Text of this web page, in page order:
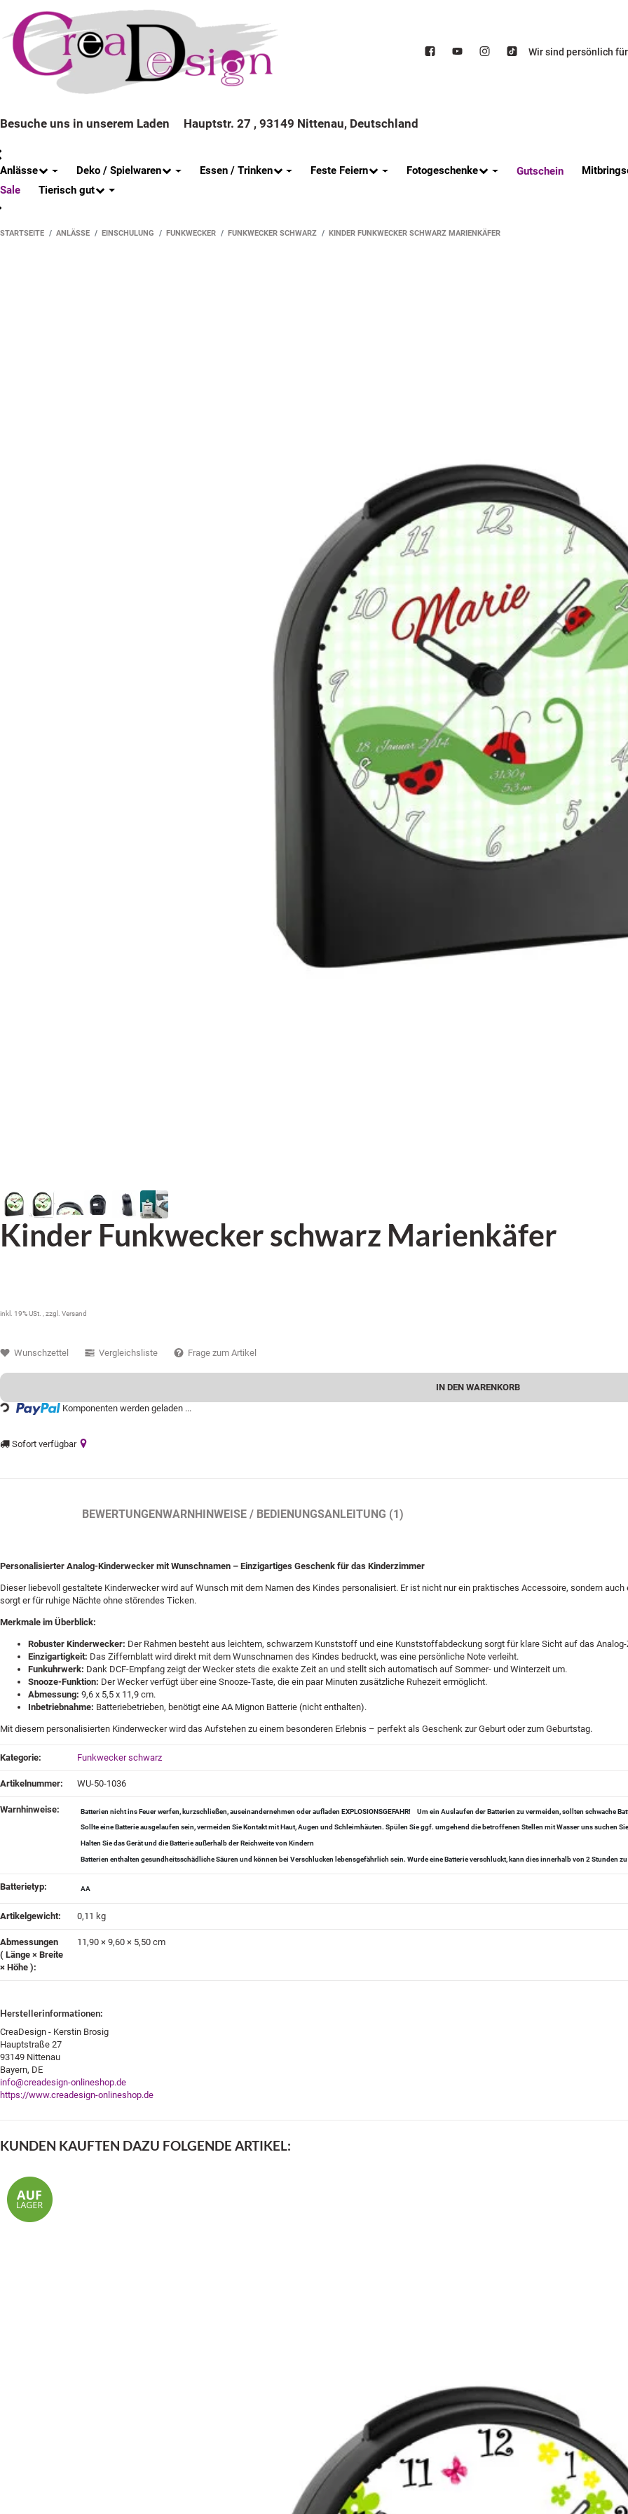
Wir sind persönlich
Besuche uns in unserem Laden Hauptstr. 27 , 93149 Nittenau, Deutschland
Anlässe Deko / Spielwaren Essen / Trinken Feste Feiern Fotogeschenke Gutschein
Sale
Tierisch gut
STARTSEITE ANLÄSSE EINSCHULUNG FUNKWECKER FUNKWECKER SCHWARZ KINDER FUNKWECKER SCHWARZ MARIENKÄFER
Kinder Funkwecker schwarz Marienkäfer
inkl. 19% USt. , zzgl. Versand
IN DEN WARENKORB
Loading... Komponenten werden geladen ...
Sofort verfügbar
Wunschzettel Vergleichsliste Frage zum Artikel
BEWERTUNGENWARNHINWEISE / BEDIENUNGSANLEITUNG (1)
Personalisierter Analog-Kinderwecker mit Wunschnamen – Einzigartiges Geschenk für das Kinderzimmer
Dieser liebevoll gestaltete Kinderwecker wird auf Wunsch mit dem Namen des Kindes personalisiert. Er ist nicht nur ein praktisches Accessoire, sondern
sorgt er für ruhige Nächte ohne störendes Ticken.
Merkmale im Überblick:
Robuster Kinderwecker: Der Rahmen besteht aus leichtem, schwarzem Kunststoff und eine Kunststoffabdeckung sorgt für klare Sicht auf das
Einzigartigkeit: Das Ziffernblatt wird direkt mit dem Wunschnamen des Kindes bedruckt, was eine persönliche Note verleiht.
Funkuhrwerk: Dank DCF-Empfang zeigt der Wecker stets die exakte Zeit an und stellt sich automatisch auf Sommer- und Winterzeit um.
Snooze-Funktion: Der Wecker verfügt über eine Snooze-Taste, die ein paar Minuten zusätzliche Ruhezeit ermöglicht.
Abmessung: 9,6 x 5,5 x 11,9 cm.
Inbetriebnahme: Batteriebetrieben, benötigt eine AA Mignon Batterie (nicht enthalten).
Mit diesem personalisierten Kinderwecker wird das Aufstehen zu einem besonderen Erlebnis – perfekt als Geschenk zur Geburt oder zum Geburtstag.
Produkteigenschaft
Wert
Kategorie: Funkwecker schwarz
Artikelnummer: WU-50-1036
Warnhinweise‍: Batterien nicht ins Feuer werfen, kurzschließen, auseinandernehmen oder aufladen EXPLOSIONSGEFAHR! Um ein Auslaufen der Batterien zu vermeiden, sollten schwache
Sollte eine Batterie ausgelaufen sein, vermeiden Sie Kontakt mit Haut, Augen und Schleimhäuten. Spülen Sie ggf. umgehend die betroffenen Stellen mit Wasser uns suchen
Halten Sie das Gerät und die Batterie außerhalb der Reichweite von Kindern
Batterien enthalten gesundheitsschädliche Säuren und können bei Verschlucken lebensgefährlich sein. Wurde eine Batterie verschluckt, kann dies innerhalb von 2 Stunden
Batterietyp‍: AA
Artikelgewicht‍: 0,11 kg
Abmessungen
( Länge × Breite
× Höhe )‍:
11,90 × 9,60 × 5,50 cm
Herstellerinformationen:
CreaDesign - Kerstin Brosig
Hauptstraße 27
93149 Nittenau
Bayern, DE
info@creadesign-onlineshop.de
https://www.creadesign-onlineshop.de
KUNDEN KAUFTEN DAZU FOLGENDE ARTIKEL: